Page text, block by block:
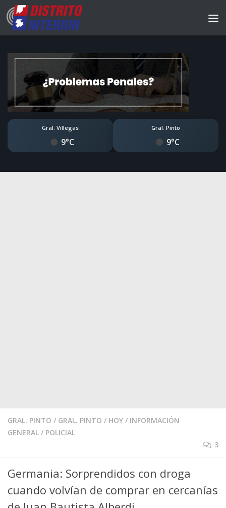
Gral. Villegas
9°C
Gral. Pinto
9°C
GRAL. PINTO / GRAL. PINTO / HOY / INFORMACIÓN
GENERAL / POLICIAL
3
Germania: Sorprendidos con droga
cuando volvían de comprar en cercanías